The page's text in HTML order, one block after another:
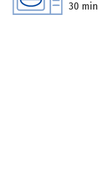
30 min